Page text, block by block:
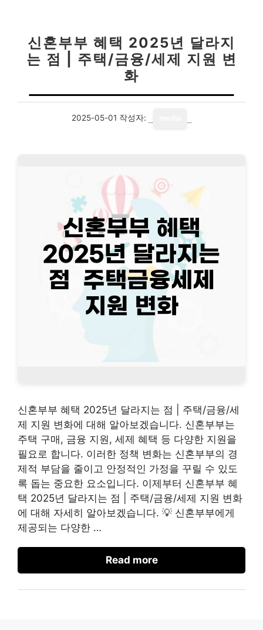
신혼부부 혜택 2025년 달라지
는 점 | 주택/금융/세제 지원 변
화
2025-05-01 작성자:
신혼부부 혜택 2025년 달라지는 점 | 주택/금융/세
제 지원 변화에 대해 알아보겠습니다. 신혼부부는
주택 구매, 금융 지원, 세제 혜택 등 다양한 지원을
필요로 합니다. 이러한 정책 변화는 신혼부부의 경
제적 부담을 줄이고 안정적인 가정을 꾸릴 수 있도
록 돕는 중요한 요소입니다. 이제부터 신혼부부 혜
택 2025년 달라지는 점 | 주택/금융/세제 지원 변화
에 대해 자세히 알아보겠습니다. 💡 신혼부부에게
제공되는 다양한 …
Read more